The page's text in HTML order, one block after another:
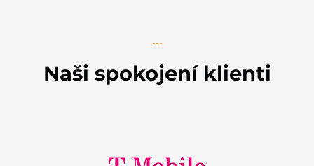
---
Naši spokojení klienti